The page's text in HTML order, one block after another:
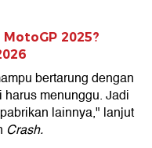
2025?
bertarung dengan
menunggu. Jadi
lainnya," lanjut
Crash.